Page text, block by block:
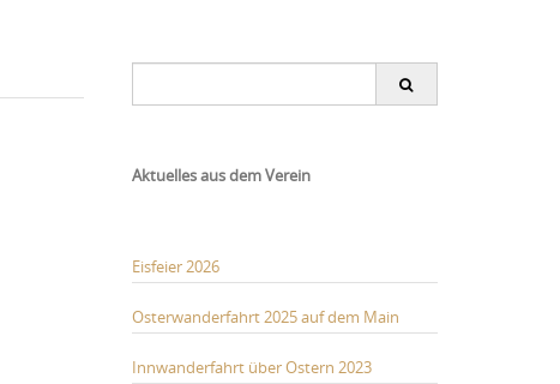
Aktuelles aus dem Verein
Eisfeier 2026
Osterwanderfahrt 2025 auf dem Main
Innwanderfahrt über Ostern 2023